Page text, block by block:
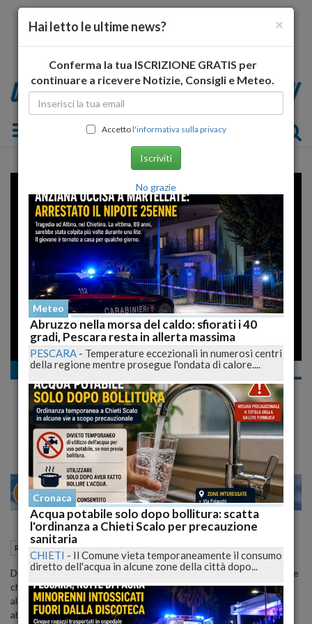
Toggle navigation
Error loading player: No playable
sources found
Regione
Dalla politica coro unanime: ''manager Asl a
casa''
Giuliante chiede le dimissioni volontarie
MILANO 24 28
Regione L'Aquila (AQ) 09 Febbraio 2009 13:59
Dimissioni volontarie come atto di civiltà amministrativa sono state
chieste dal Popolo delle Libertà per bocca del suo capogruppo
all’Emiciclo Gianfranco Giuliante, ai direttori generali delle sei Asl
abruzzesi.
×
Hai letto le ultime news?
Conferma la tua ISCRIZIONE GRATIS per
continuare a ricevere Notizie, Consigli e Meteo.
Accettol'informativa sulla privacy
Iscriviti
No grazie
Meteo
Abruzzo nella morsa del caldo: sfiorati i 40
gradi, Pescara resta in allerta massima
PESCARA - Temperature eccezionali in numerosi centri
della regione mentre prosegue l'ondata di calore....
Cronaca
Acqua potabile solo dopo bollitura: scatta
l'ordinanza a Chieti Scalo per precauzione
sanitaria
CHIETI - Il Comune vieta temporaneamente il consumo
diretto dell'acqua in alcune zone della città dopo...